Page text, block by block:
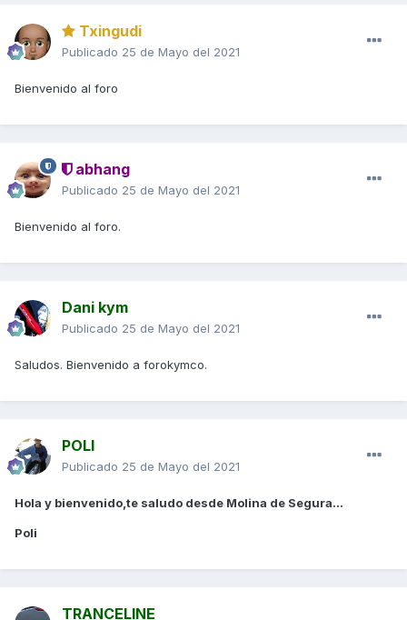
Txingudi
Publicado 25 de Mayo del 2021
Bienvenido al foro
abhang
Publicado 25 de Mayo del 2021
Bienvenido al foro.
Dani kym
Publicado 25 de Mayo del 2021
Saludos. Bienvenido a forokymco.
POLI
Publicado 25 de Mayo del 2021
Hola y bienvenido,te saludo desde Molina de Segura...
Poli
TRANCELINE